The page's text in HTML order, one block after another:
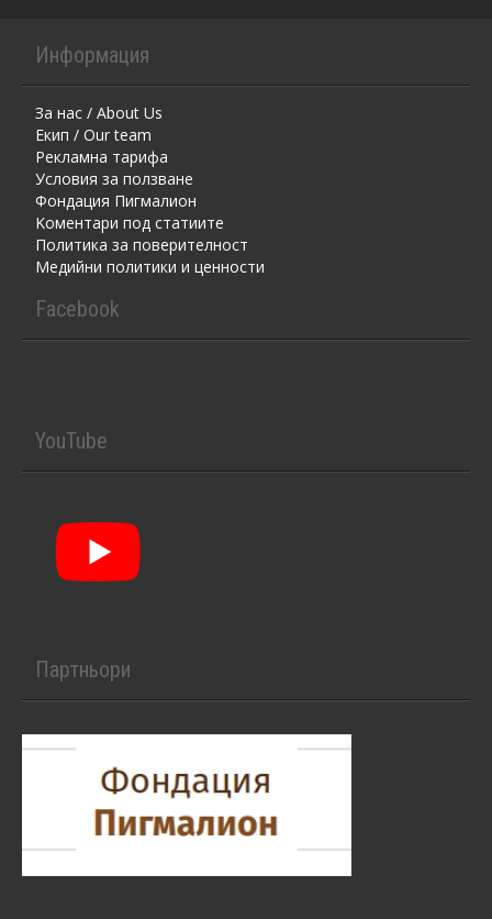
Информация
За нас / About Us
Екип / Our team
Рекламна тарифа
Условия за ползване
Фондация Пигмалион
Kоментaри под статиите
Политика за поверителност
Медийни политики и ценности
Facebook
YouTube
Партньори